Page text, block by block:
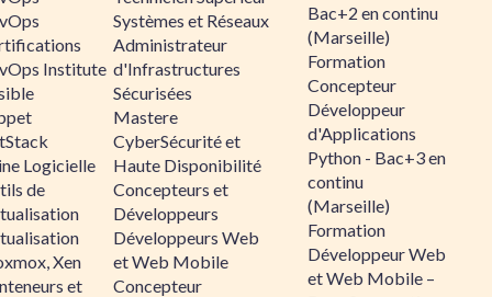
Institute
Logicielle
de
Xen
et
Systèmes et Réseaux
Administrateur
d'Infrastructures
Sécurisées
Mastere
CyberSécurité et
Haute Disponibilité
Concepteurs et
Développeurs
Développeurs Web
et Web Mobile
Concepteur
Bac+2 en continu
(Marseille)
Formation
Concepteur
Développeur
d'Applications
Python - Bac+3 en
continu
(Marseille)
Formation
Développeur Web
et Web Mobile –